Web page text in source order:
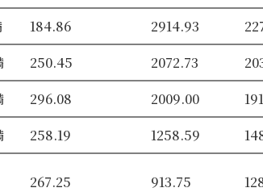
184.86 2914.93
250.45 2072.73
296.08 2009.00
258.19 1258.59
267.25 913.75